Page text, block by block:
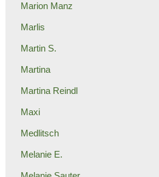
Marion Manz
Marlis
Martin S.
Martina
Martina Reindl
Maxi
Medlitsch
Melanie E.